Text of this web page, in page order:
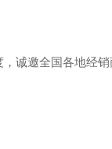
诚邀全国各地经